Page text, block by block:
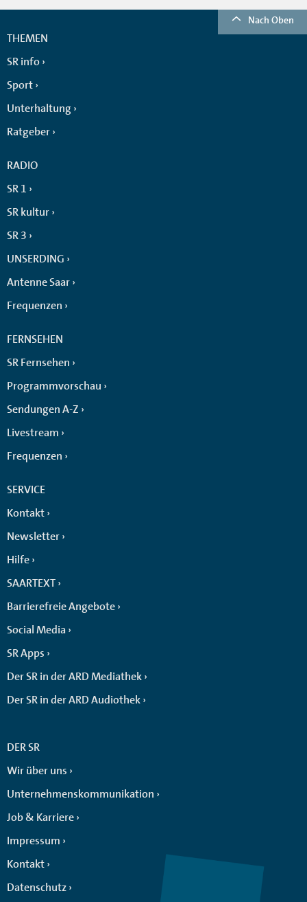
Nach Oben
THEMEN
SR info
Sport
Unterhaltung
Ratgeber
RADIO
SR 1
SR kultur
SR 3
UNSERDING
Antenne Saar
Frequenzen
FERNSEHEN
SR Fernsehen
Programmvorschau
Sendungen A-Z
Livestream
Frequenzen
SERVICE
Kontakt
Newsletter
Hilfe
SAARTEXT
Barrierefreie Angebote
Social Media
SR Apps
Der SR in der ARD Mediathek
Der SR in der ARD Audiothek
DER SR
Wir über uns
Unternehmenskommunikation
Job & Karriere
Impressum
Kontakt
Datenschutz